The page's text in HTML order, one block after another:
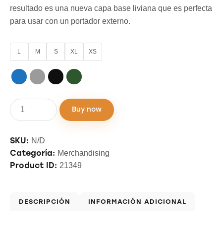
resultado es una nueva capa base liviana que es perfecta
para usar con un portador externo.
L M S XL XS
Buy now
SKU: N/D
Categoría: Merchandising
Product ID: 21349
DESCRIPCIÓN INFORMACIÓN ADICIONAL